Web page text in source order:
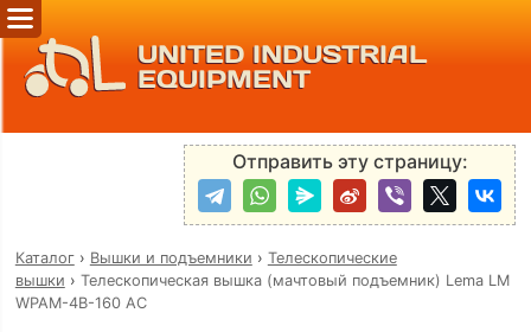
UNITED INDUSTRIAL
EQUIPMENT
Отправить эту страницу:
Каталог› Вышки и подъемники › Телескопические
вышки › Телескопическая вышка (мачтовый подъемник) Lema LM
WPAM-4B-160 AC